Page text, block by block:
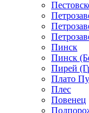
Пинск
Пинск
Пирей
Плато
Плес
Повенец